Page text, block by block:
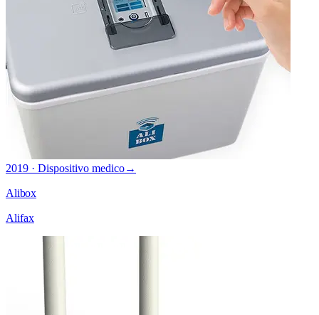
2019 · Dispositivo medico→
Alibox
Alifax